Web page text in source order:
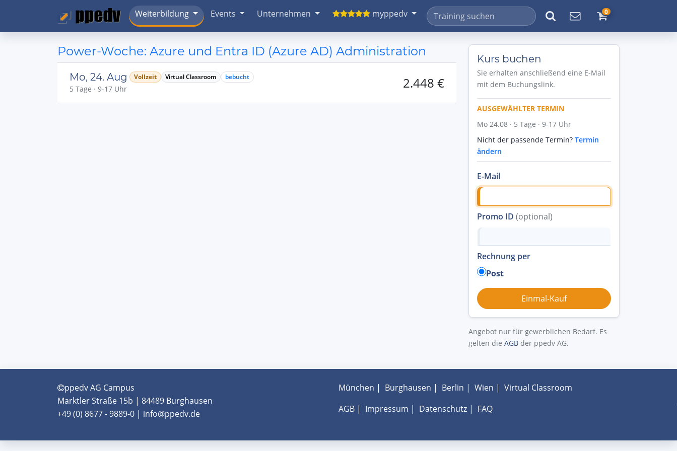
Weiterbildung Events Unternehmen myppedv 0
Power-Woche: Azure und Entra ID (Azure AD) Administration
Mo, 24. Aug Vollzeit Virtual Classroom bebucht
5 Tage · 9-17 Uhr 2.448 €
Kurs buchen
Sie erhalten anschließend eine E-Mail
mit dem Buchungslink.
AUSGEWÄHLTER TERMIN
Mo 24.08 · 5 Tage · 9-17 Uhr
Nicht der passende Termin? Termin
ändern
E-Mail
Promo ID (optional)
Rechnung per
Post
Angebot nur für gewerblichen Bedarf. Es
gelten die AGB der ppedv AG.
ppedv AG Campus
Marktler Straße 15b | 84489 Burghausen
+49 (0) 8677 - 9889-0 | info@ppedv.de
München | Burghausen | Berlin | Wien | Virtual Classroom
AGB| Impressum | Datenschutz| FAQ